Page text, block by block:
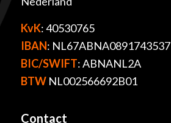
KvK: 40530765
IBAN: NL67ABNA0891743537
BIC/SWIFT: ABNANL2A
BTWNL002566692B01
Contact